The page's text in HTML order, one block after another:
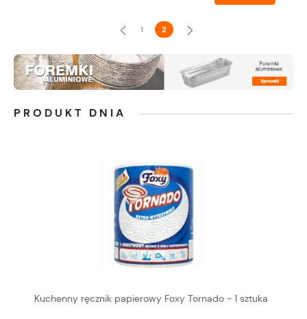
« 1 2 »
PRODUKT DNIA
Kuchenny ręcznik papierowy Foxy Tornado - 1 sztuka